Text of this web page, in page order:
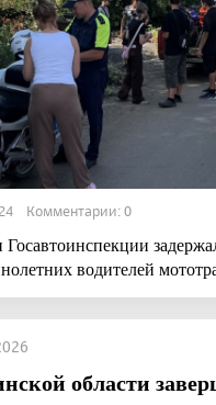
Комментарии: 0
водителей
области